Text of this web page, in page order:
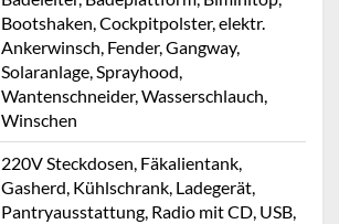
Bootshaken, Cockpitpolster, elektr.
Ankerwinsch, Fender, Gangway,
Solaranlage, Sprayhood,
Wantenschneider, Wasserschlauch,
Winschen
220V Steckdosen, Fäkalientank,
Gasherd, Kühlschrank, Ladegerät,
Pantryausstattung, Radio mit CD, USB,